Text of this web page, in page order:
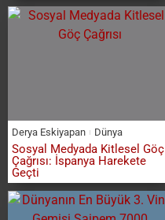
Derya Eskiyapan Dünya
Sosyal Medyada Kitlesel Göç
Çağrısı: İspanya Harekete
Geçti